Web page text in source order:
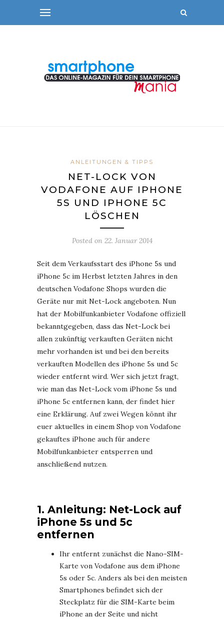
ANLEITUNGEN & TIPPS
NET-LOCK VON
VODAFONE AUF IPHONE
5S UND IPHONE 5C
LÖSCHEN
Posted on 22. Januar 2014
Seit dem Verkaufsstart des iPhone 5s und
iPhone 5c im Herbst letzten Jahres in den
deutschen Vodafone Shops wurden die
Geräte nur mit Net-Lock angeboten. Nun
hat der Mobilfunkanbieter Vodafone offiziell
bekanntgegeben, dass das Net-Lock bei
allen zukünftig verkauften Geräten nicht
mehr vorhanden ist und bei den bereits
verkauften Modellen des iPhone 5s und 5c
wieder entfernt wird. Wer sich jetzt fragt,
wie man das Net-Lock vom iPhone 5s und
iPhone 5c entfernen kann, der findet hier
eine Erklärung. Auf zwei Wegen könnt ihr
euer aktuelles in einem Shop von Vodafone
gekauftes iPhone auch für andere
Mobilfunkanbieter entsperren und
anschließend nutzen.
1. Anleitung: Net-Lock auf
iPhone 5s und 5c
entfernen
Ihr entfernt zunächst die Nano-SIM-
Karte von Vodafone aus dem iPhone
5s oder 5c. Anders als bei den meisten
Smartphones befindet sich der
Steckplatz für die SIM-Karte beim
iPhone an der Seite und nicht